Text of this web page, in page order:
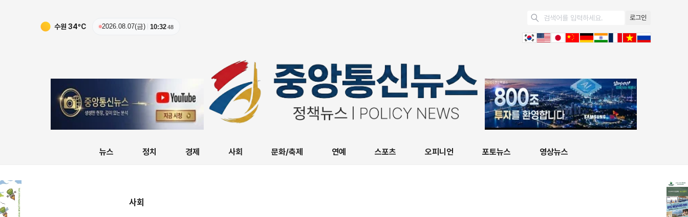
수원 34ºC 2026.08.07(금) 10:3249
로그인
뉴스 정치 경제 사회 문화/축제 연예 스포츠 오피니언 포토뉴스 영상뉴스
사회